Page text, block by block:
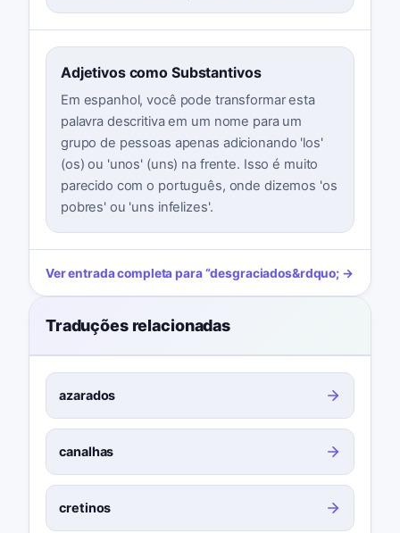
Adjetivos como Substantivos
Em espanhol, você pode transformar esta
palavra descritiva em um nome para um
grupo de pessoas apenas adicionando 'los'
(os) ou 'unos' (uns) na frente. Isso é muito
parecido com o português, onde dizemos 'os
pobres' ou 'uns infelizes'.
Ver entrada completa para“desgraciados&rdquo; →
Traduções relacionadas
azarados
canalhas
cretinos